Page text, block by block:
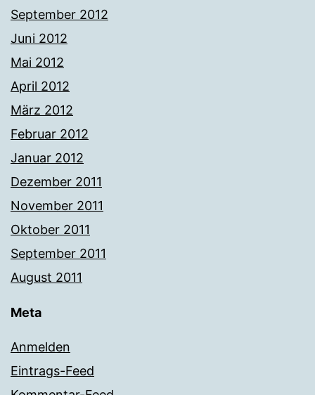
September 2012
Juni 2012
Mai 2012
April 2012
März 2012
Februar 2012
Januar 2012
Dezember 2011
November 2011
Oktober 2011
September 2011
August 2011
Meta
Anmelden
Eintrags-Feed